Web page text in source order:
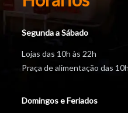
Segunda a Sábado
Lojas das 10h às 22h
Praça de alimentação das
Domingos e Feriados